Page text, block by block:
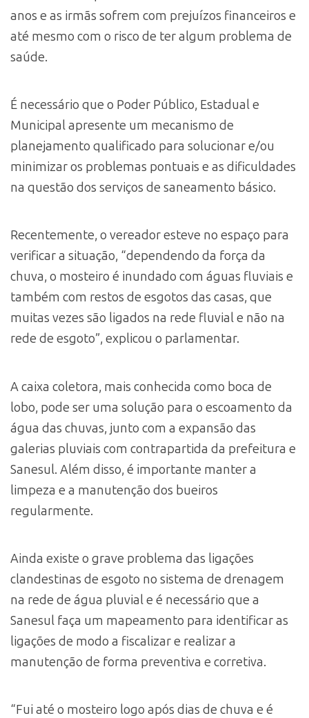
anos e as irmãs sofrem com prejuízos financeiros e
até mesmo com o risco de ter algum problema de
saúde.
É necessário que o Poder Público, Estadual e
Municipal apresente um mecanismo de
planejamento qualificado para solucionar e/ou
minimizar os problemas pontuais e as dificuldades
na questão dos serviços de saneamento básico.
Recentemente, o vereador esteve no espaço para
verificar a situação, “dependendo da força da
chuva, o mosteiro é inundado com águas fluviais e
também com restos de esgotos das casas, que
muitas vezes são ligados na rede fluvial e não na
rede de esgoto”, explicou o parlamentar.
A caixa coletora, mais conhecida como boca de
lobo, pode ser uma solução para o escoamento da
água das chuvas, junto com a expansão das
galerias pluviais com contrapartida da prefeitura e
Sanesul. Além disso, é importante manter a
limpeza e a manutenção dos bueiros
regularmente.
Ainda existe o grave problema das ligações
clandestinas de esgoto no sistema de drenagem
na rede de água pluvial e é necessário que a
Sanesul faça um mapeamento para identificar as
ligações de modo a fiscalizar e realizar a
manutenção de forma preventiva e corretiva.
“Fui até o mosteiro logo após dias de chuva e é